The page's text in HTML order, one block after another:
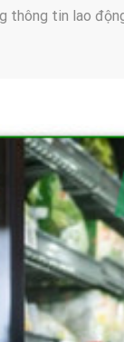
thông tin lao